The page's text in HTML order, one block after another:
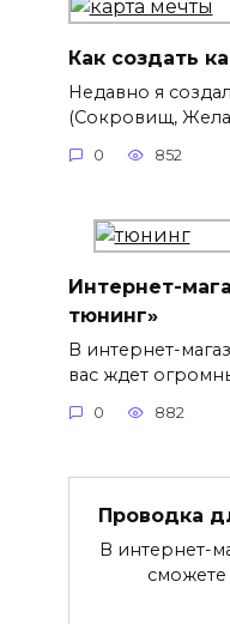
Как создать
Недавно я
(Сокровищ,
0 852
Интернет-
тюнинг»
В интернет-
вас ждет
0 882
Проводка
В интернет-